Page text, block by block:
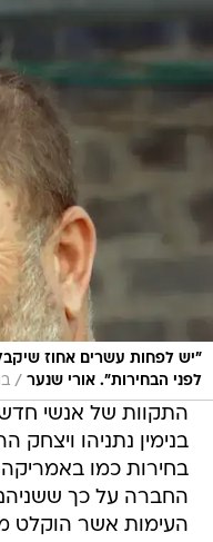
"יש לפחות עשרים אחוז
לפני הבחירות". אורי שנער /
בנימין נתניהו
בחירות כמו באמריקה
החברה על כך
העימות אשר הוקלט